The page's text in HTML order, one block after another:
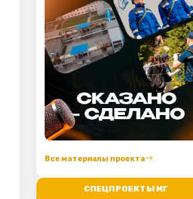
Все материалы проекта
СПЕЦПРОЕКТЫ МГ